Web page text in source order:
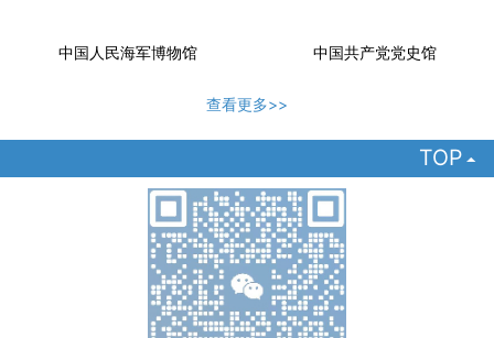
中国人民海军博物馆 中国共产党党史馆
查看更多>>
TOP